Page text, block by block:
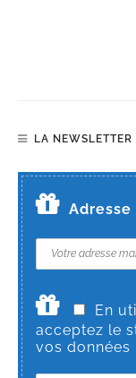
LA
Adresse
En
acceptez le
vos données